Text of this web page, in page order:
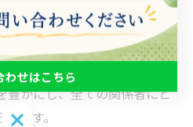
重視することで、組織の活性
や価値観が交わることで、変
まれます。このように、多様
豊かにし、全ての関係者にと
ます。
せはこちら
わせはこちら